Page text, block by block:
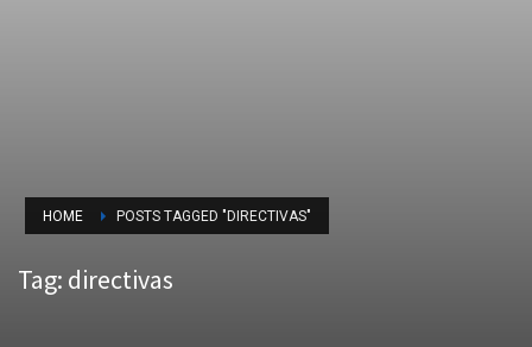
HOME POSTS TAGGED "DIRECTIVAS"
Tag: directivas